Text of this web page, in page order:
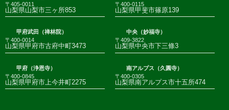
〒405-0011
山梨県山梨市三ヶ所853
〒400-0115
山梨県甲斐市篠原139
甲府武田（禅林院）
〒400-0014
山梨県甲府市古府中町3473
中央（妙福寺）
〒409-3822
山梨県中央市下三條3
甲府（浄恩寺）
〒400-0845
山梨県甲府市上今井町2275
南アルプス（久圓寺）
〒400-0305
山梨県南アルプス市十五所474